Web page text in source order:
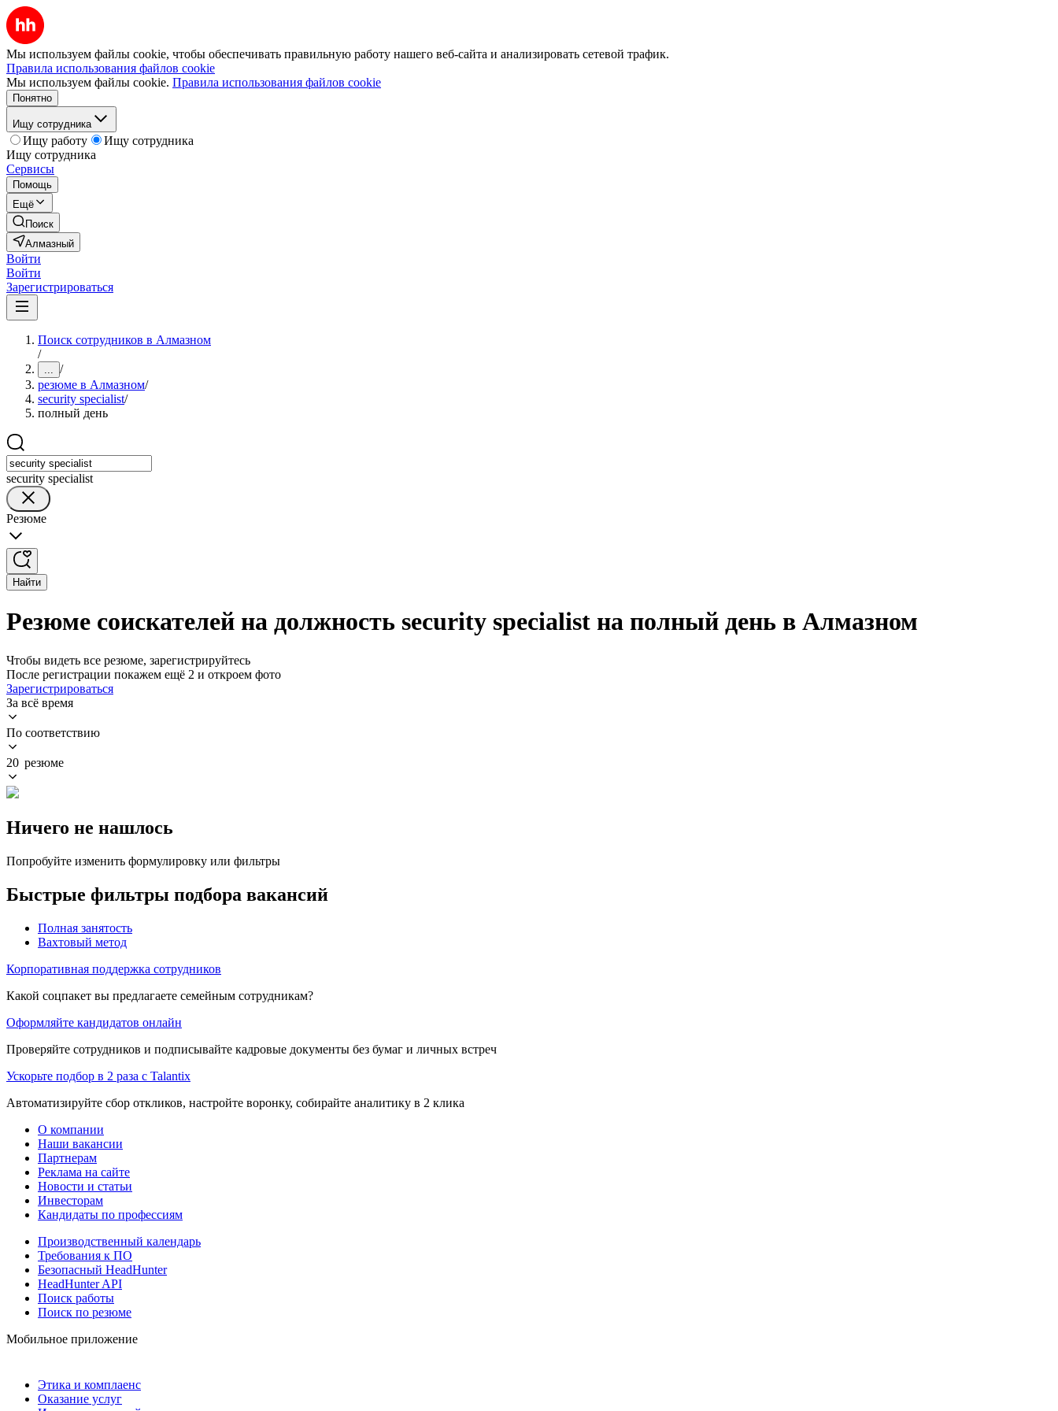
Мы используем файлы cookie, чтобы обеспечивать правильную работу нашего веб-сайта и анализировать сетевой трафик.
Правила использования файлов cookie
Мы используем файлы cookie. Правила использования файлов cookie
Понятно
Ищу сотрудника
Ищу работу
Ищу сотрудника
Ищу сотрудника
Сервисы
Помощь
Ещё
Поиск
Алмазный
Войти
Войти
Зарегистрироваться
Поиск сотрудников в Алмазном
/
... /
резюме в Алмазном/
security specialist/
полный день
security specialist
Резюме
Найти
Резюме соискателей на должность security specialist на полный день в Алмазном
Чтобы видеть все резюме, зарегистрируйтесь
После регистрации покажем ещё 2 и откроем фото
Зарегистрироваться
За всё время
По соответствию
20 резюме
Ничего не нашлось
Попробуйте изменить формулировку или фильтры
Быстрые фильтры подбора вакансий
Полная занятость
Вахтовый метод
Корпоративная поддержка сотрудников
Какой соцпакет вы предлагаете семейным сотрудникам?
Оформляйте кандидатов онлайн
Проверяйте сотрудников и подписывайте кадровые документы без бумаг и личных встреч
Ускорьте подбор в 2 раза с Talantix
Автоматизируйте сбор откликов, настройте воронку, собирайте аналитику в 2 клика
О компании
Наши вакансии
Партнерам
Реклама на сайте
Новости и статьи
Инвесторам
Кандидаты по профессиям
Производственный календарь
Требования к ПО
Безопасный HeadHunter
HeadHunter API
Поиск работы
Поиск по резюме
Мобильное приложение
Этика и комплаенс
Оказание услуг